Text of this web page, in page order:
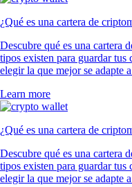
¿Qué es una cartera de
Descubre qué es una cartera
tipos existen para guardar
elegir la que mejor se adapte
Learn more
¿Qué es una cartera de
Descubre qué es una cartera
tipos existen para guardar
elegir la que mejor se adapte